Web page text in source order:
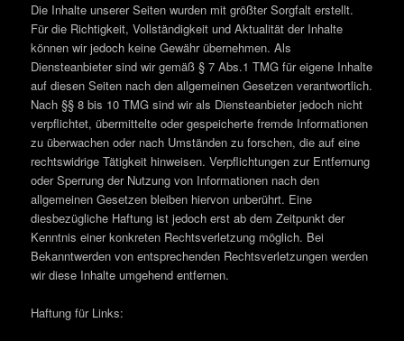
Die Inhalte unserer Seiten wurden mit größter Sorgfalt erstellt.
Für die Richtigkeit, Vollständigkeit und Aktualität der Inhalte
können wir jedoch keine Gewähr übernehmen. Als
Diensteanbieter sind wir gemäß § 7 Abs.1 TMG für eigene Inhalte
auf diesen Seiten nach den allgemeinen Gesetzen verantwortlich.
Nach §§ 8 bis 10 TMG sind wir als Diensteanbieter jedoch nicht
verpflichtet, übermittelte oder gespeicherte fremde Informationen
zu überwachen oder nach Umständen zu forschen, die auf eine
rechtswidrige Tätigkeit hinweisen. Verpflichtungen zur Entfernung
oder Sperrung der Nutzung von Informationen nach den
allgemeinen Gesetzen bleiben hiervon unberührt. Eine
diesbezügliche Haftung ist jedoch erst ab dem Zeitpunkt der
Kenntnis einer konkreten Rechtsverletzung möglich. Bei
Bekanntwerden von entsprechenden Rechtsverletzungen werden
wir diese Inhalte umgehend entfernen.
Haftung für Links: